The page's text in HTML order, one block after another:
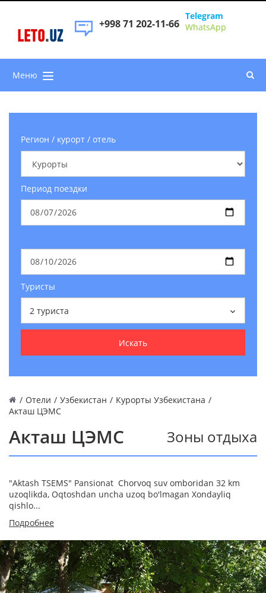
LETO.UZ
+998 71 202-11-66
Telegram
WhatsApp
Меню
Регион / курорт / отель
Период поездки
Туристы
2 туриста
Искать
/ Отели / Узбекистан / Курорты Узбекистана /
Акташ ЦЭМС
Акташ ЦЭМС Зоны отдыха
"Aktash TSEMS" Pansionat Chorvoq suv omboridan 32 km
uzoqlikda, Oqtoshdan uncha uzoq bo'lmagan Xondayliq
qishlo...
Подробнее